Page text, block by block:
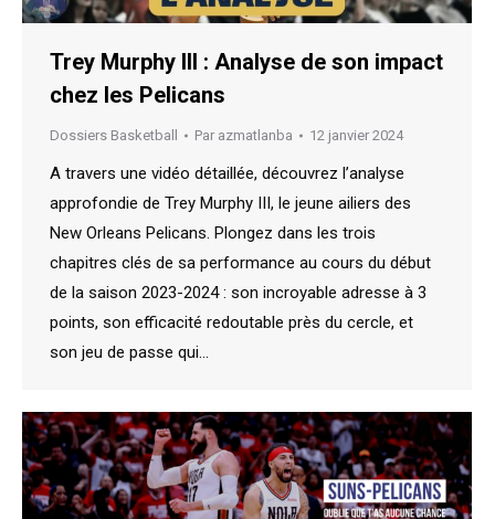
Trey Murphy III : Analyse de son impact
chez les Pelicans
Dossiers Basketball Par azmatlanba 12 janvier 2024
A travers une vidéo détaillée, découvrez l’analyse
approfondie de Trey Murphy III, le jeune ailiers des
New Orleans Pelicans. Plongez dans les trois
chapitres clés de sa performance au cours du début
de la saison 2023-2024 : son incroyable adresse à 3
points, son efficacité redoutable près du cercle, et
son jeu de passe qui…